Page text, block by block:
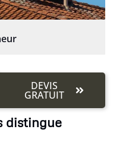
DEVIS
GRATUIT
distingue